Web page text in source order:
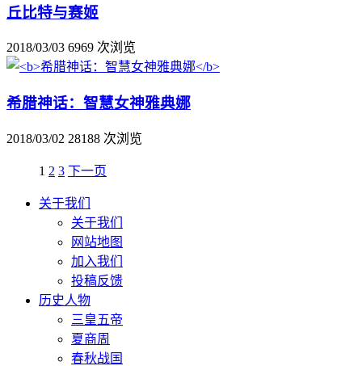
丘比特与赛姬
2018/03/03 6969 次浏览
希腊神话：智慧女神雅典娜
2018/03/02 28188 次浏览
1 2 3 下一页
关于我们
关于我们
网站地图
加入我们
投稿反馈
历史人物
三皇五帝
夏商周
春秋战国